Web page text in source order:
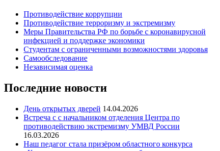
Противодействие коррупции
Противодействие терроризму и экстремизму
Меры Правительства РФ по борьбе с коронавирусной
инфекцией и поддержке экономики
Студентам с ограниченными возможностями здоровья
Самообследование
Независимая оценка
Последние новости
День открытых дверей 14.04.2026
Встреча с с начальником отделения Центра по
противодействию экстремизму УМВД России
16.03.2026
Наш педагог стала призёром областного конкурса